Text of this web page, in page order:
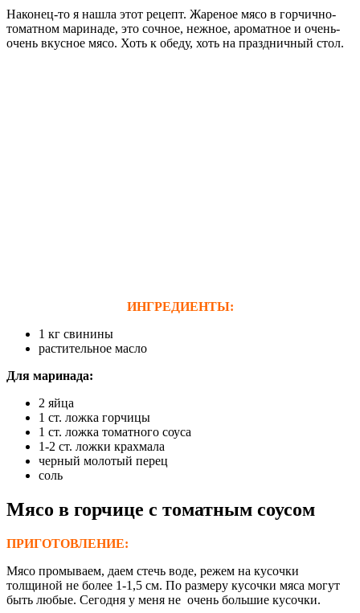
Наконец-то я нашла этот рецепт. Жареное мясо в горчично-
томатном маринаде, это сочное, нежное, ароматное и очень-
очень вкусное мясо. Хоть к обеду, хоть на праздничный стол.
ИНГРЕДИЕНТЫ:
1 кг свинины
растительное масло
Для маринада:
2 яйца
1 ст. ложка горчицы
1 ст. ложка томатного соуса
1-2 ст. ложки крахмала
черный молотый перец
соль
Мясо в горчице с томатным соусом
ПРИГОТОВЛЕНИЕ:
Мясо промываем, даем стечь воде, режем на кусочки
толщиной не более 1-1,5 см. По размеру кусочки мяса могут
быть любые. Сегодня у меня не очень большие кусочки.